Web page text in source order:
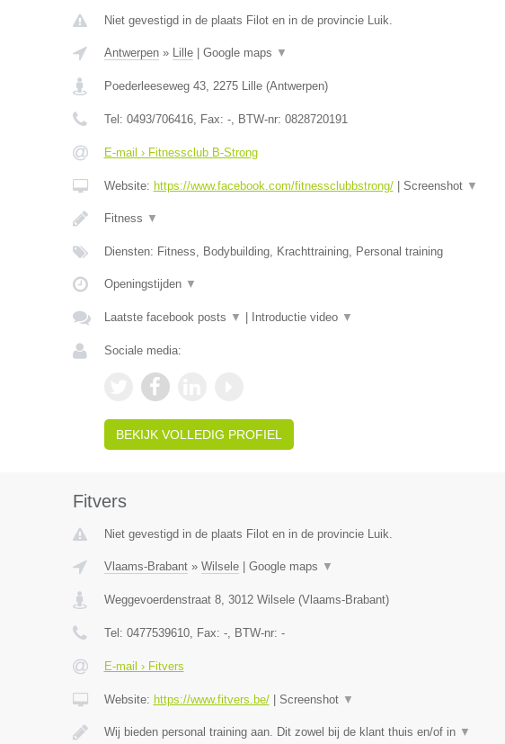
Niet gevestigd in de plaats Filot en in de provincie Luik.
Antwerpen» Lille| Google maps ▼
Poederleeseweg 43, 2275 Lille(Antwerpen)
Tel: 0493/706416, Fax: -, BTW-nr: 0828720191
E-mail › Fitnessclub B-Strong
Website: https://www.facebook.com/fitnessclubbstrong/| Screenshot ▼
Fitness ▼
Diensten: Fitness, Bodybuilding, Krachttraining, Personal training
Openingstijden ▼
Laatste facebook posts ▼ Introductie video ▼
Sociale media:
BEKIJK VOLLEDIG PROFIEL
Fitvers
Niet gevestigd in de plaats Filot en in de provincie Luik.
Vlaams-Brabant» Wilsele| Google maps ▼
Weggevoerdenstraat 8, 3012 Wilsele(Vlaams-Brabant)
Tel: 0477539610, Fax: -, BTW-nr: -
E-mail › Fitvers
Website: https://www.fitvers.be/| Screenshot ▼
Wij bieden personal training aan. Dit zowel bij de klant thuis en/of in ▼